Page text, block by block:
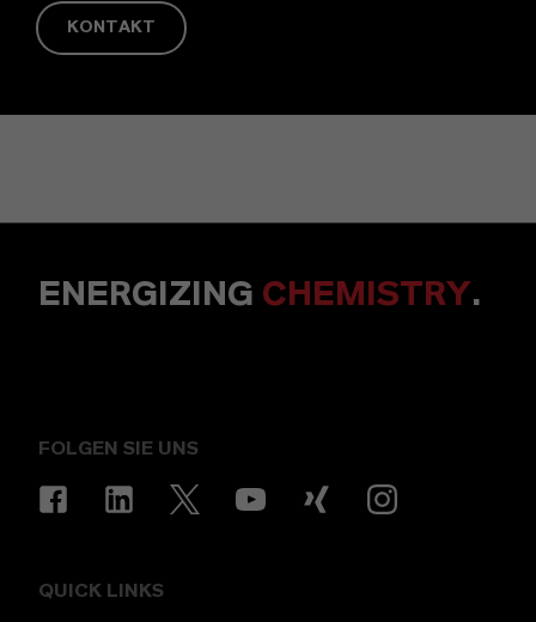
KONTAKT
ENERGIZING CHEMISTRY.
FOLGEN SIE UNS
QUICK LINKS